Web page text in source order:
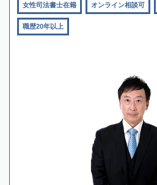
女性司法書士在籍 オンライン相談可
職歴20年以上